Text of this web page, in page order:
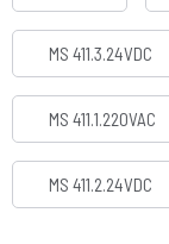
MS 411.3.24VDC
MS 411.1.220VAC
MS 411.2.24VDC